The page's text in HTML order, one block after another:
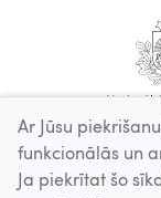
Ar Jūsu
funkcionālās un
Ja piekrītat šo